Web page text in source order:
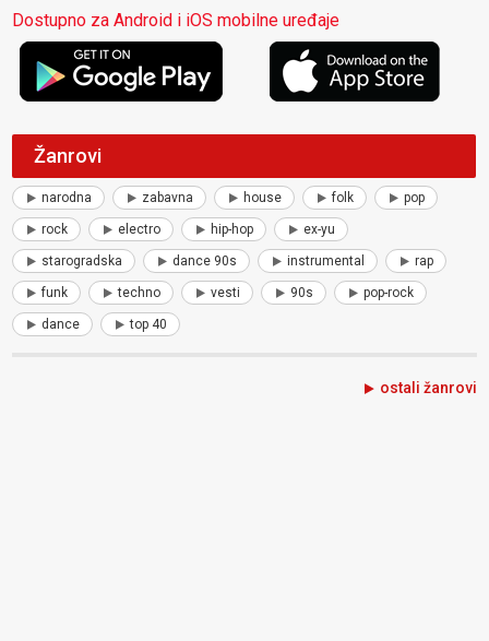
Dostupno za Android i iOS mobilne uređaje
Žanrovi
narodna zabavna house folk pop
rock electro hip-hop ex-yu
starogradska dance 90s instrumental rap
funk techno vesti 90s pop-rock
dance top 40
ostali žanrovi